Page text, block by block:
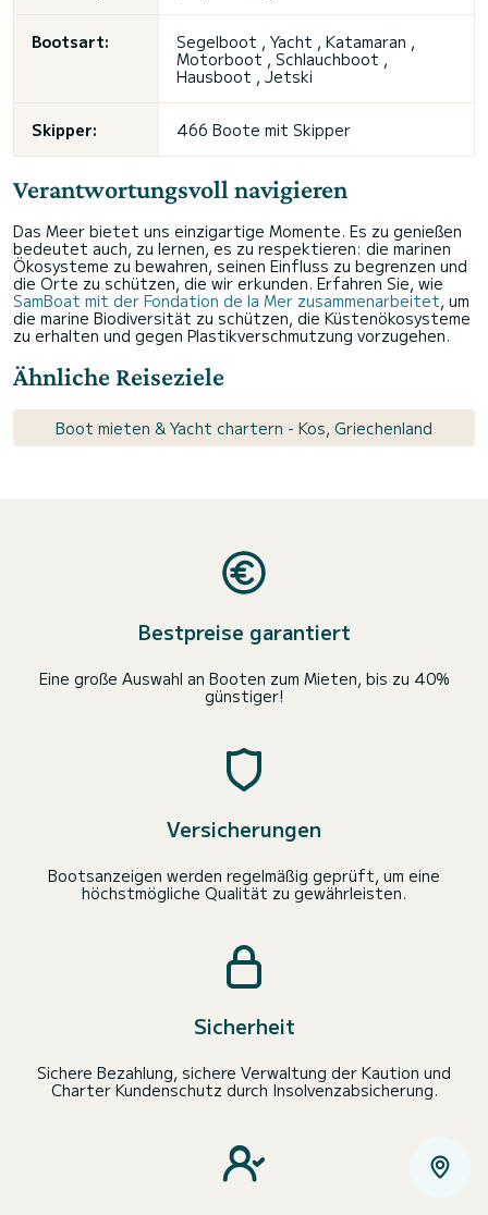
Bootsart:
Segelboot , Yacht , Katamaran ,
Motorboot , Schlauchboot ,
Hausboot , Jetski
Skipper: 466 Boote mit Skipper
Verantwortungsvoll navigieren
Das Meer bietet uns einzigartige Momente. Es zu genießen
bedeutet auch, zu lernen, es zu respektieren: die marinen
Ökosysteme zu bewahren, seinen Einfluss zu begrenzen und
die Orte zu schützen, die wir erkunden. Erfahren Sie, wie
SamBoat mit der Fondation de la Mer zusammenarbeitet, um
die marine Biodiversität zu schützen, die Küstenökosysteme
zu erhalten und gegen Plastikverschmutzung vorzugehen.
Ähnliche Reiseziele
Boot mieten & Yacht chartern - Kos, Griechenland
Bestpreise garantiert
Eine große Auswahl an Booten zum Mieten, bis zu 40%
günstiger!
Versicherungen
Bootsanzeigen werden regelmäßig geprüft, um eine
höchstmögliche Qualität zu gewährleisten.
Sicherheit
Sichere Bezahlung, sichere Verwaltung der Kaution und
Charter Kundenschutz durch Insolvenzabsicherung.